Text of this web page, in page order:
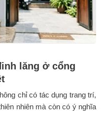
lăng ở cổng
chỉ có tác dụng trang trí,
nhiên mà còn có ý nghĩa